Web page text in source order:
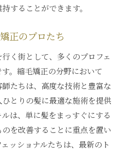
することができます。
正のプロたち
く街として、多くのプロフェ
。縮毛矯正の分野において
たちは、高度な技術と豊富な
とりの髪に最適な施術を提供
は、単に髪をまっすぐにする
を改善することに重点を置い
ッショナルたちは、最新のト